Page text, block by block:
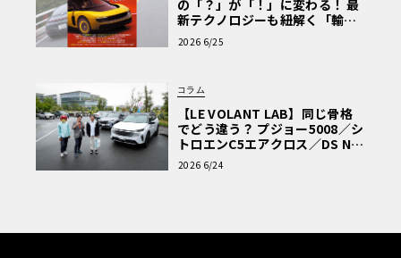
の「？」が「！」に変わる！ 最
新テクノロジーも紐解く「輸入
車Q&A」
2026 6/25
コラム
【LE VOLANT LAB】同じ骨格
でどう違う？ プジョー5008／シ
トロエンC5エアクロス／DS Nº4
読者一気乗りレポート
2026 6/24